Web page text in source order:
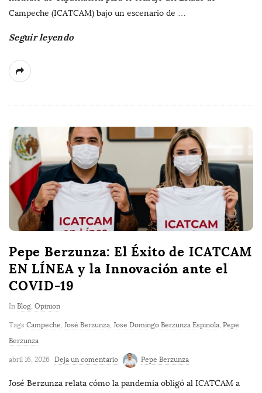
Campeche (ICATCAM) bajo un escenario de …
Seguir leyendo
Pepe Berzunza: El Éxito de ICATCAM
EN LÍNEA y la Innovación ante el
COVID-19
In Blog, Opinion
Tags Campeche, José Berzunza, Jose Domingo Berzunza Espinola, Pepe
Berzunza
abril 16, 2026 Deja un comentario Pepe Berzunza
José Berzunza relata cómo la pandemia obligó al ICATCAM a